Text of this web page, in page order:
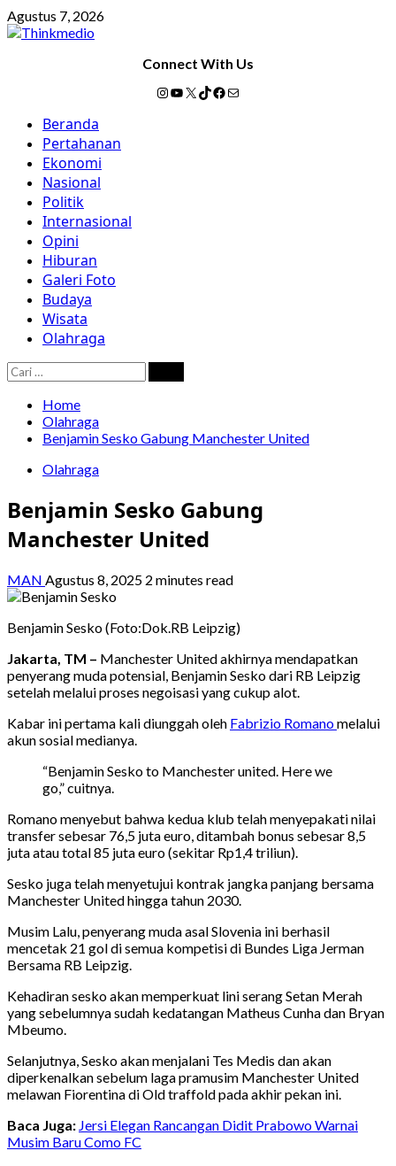
Skip
to
Agustus 7, 2026
Connect With Us
Instagram
YouTube
X TikTok
Facebook
Mail
Primary
Menu
Beranda
Pertahanan
Ekonomi
Nasional
Politik
Internasional
Opini
Hiburan
Galeri Foto
Budaya
Wisata
Olahraga
Cari
untuk:
Home
Olahraga
Benjamin Sesko Gabung Manchester United
Olahraga
Benjamin Sesko Gabung
Manchester United
MAN Agustus 8, 2025 2 minutes read
Benjamin Sesko (Foto:Dok.RB Leipzig)
Jakarta, TM – Manchester United akhirnya mendapatkan
penyerang muda potensial, Benjamin Sesko dari RB Leipzig
setelah melalui proses negoisasi yang cukup alot.
Kabar ini pertama kali diunggah oleh Fabrizio Romanomelalui
akun sosial medianya.
“Benjamin Sesko to Manchester united. Here we
go,” cuitnya.
Romano menyebut bahwa kedua klub telah menyepakati nilai
transfer sebesar 76,5 juta euro, ditambah bonus sebesar 8,5
juta atau total 85 juta euro (sekitar Rp1,4 triliun).
Sesko juga telah menyetujui kontrak jangka panjang bersama
Manchester United hingga tahun 2030.
Musim Lalu, penyerang muda asal Slovenia ini berhasil
mencetak 21 gol di semua kompetisi di Bundes Liga Jerman
Bersama RB Leipzig.
Kehadiran sesko akan memperkuat lini serang Setan Merah
yang sebelumnya sudah kedatangan Matheus Cunha dan Bryan
Mbeumo.
Selanjutnya, Sesko akan menjalani Tes Medis dan akan
diperkenalkan sebelum laga pramusim Manchester United
melawan Fiorentina di Old traffold pada akhir pekan ini.
Baca Juga: Jersi Elegan Rancangan Didit Prabowo Warnai
Musim Baru Como FC